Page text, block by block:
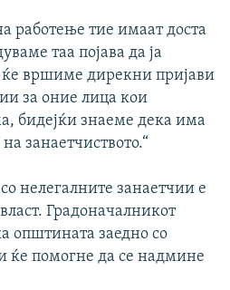
работење тие имаат доста
таа појава да ја
вршиме дирекни пријави
за оние лица кои
бидејќи знаеме дека има
занаетчиството.“
нелегалните занаетчии е
Градоначалникот
општината заедно со
ќе помогне да се надмине